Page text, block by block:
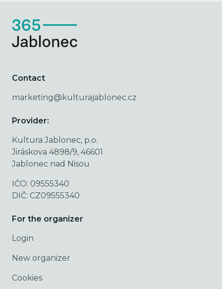
Contact
marketing@kulturajablonec.cz
Provider:
Kultura Jablonec, p.o.
Jiráskova 4898/9, 46601
Jablonec nad Nisou
IČO: 09555340
DIČ: CZ09555340
For the organizer
Login
New organizer
Cookies